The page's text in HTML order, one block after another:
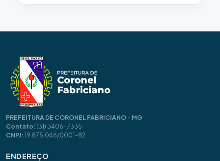
PREFEITURA DE CORONEL FABRICIANO - MG
Contato: (31) 3406-7335
CNPJ:19.875.046/0001-82
ENDEREÇO